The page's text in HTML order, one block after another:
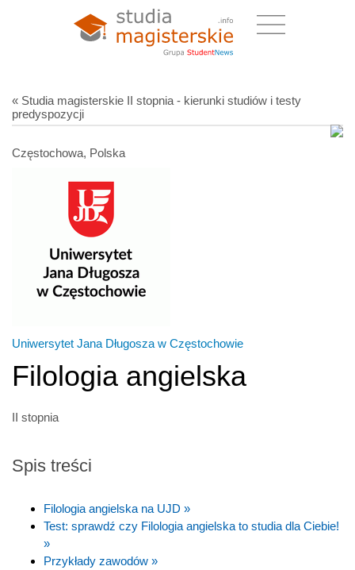
« Studia magisterskie II stopnia - kierunki studiów i testy
predyspozycji
Częstochowa, Polska
Uniwersytet Jana Długosza w Częstochowie
Filologia angielska
II stopnia
Spis treści
Filologia angielska na UJD »
Test: sprawdź czy Filologia angielska to studia dla Ciebie!
»
Przykłady zawodów »